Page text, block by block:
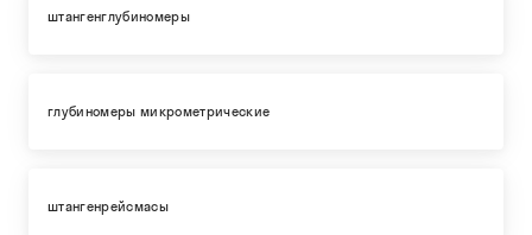
штангенглубиномеры
глубиномеры микрометрические
штангенрейсмасы